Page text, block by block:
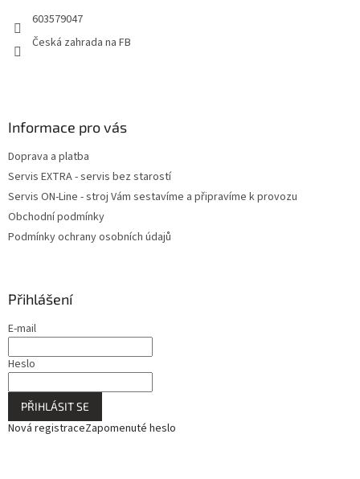
603579047
Česká zahrada na FB
Informace pro vás
Doprava a platba
Servis EXTRA - servis bez starostí
Servis ON-Line - stroj Vám sestavíme a připravíme k provozu
Obchodní podmínky
Podmínky ochrany osobních údajů
Přihlášení
E-mail
Heslo
PŘIHLÁSIT SE
Nová registraceZapomenuté heslo